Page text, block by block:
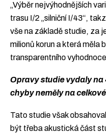
„Výběr nejvýhodnějších
trasu I/2 „silniční I/43“,
vše na základě studie, za
milionů korun a která měla
transparentního
Opravy studie vydaly
chyby neměly na
Tato studie však
být třeba akustická část